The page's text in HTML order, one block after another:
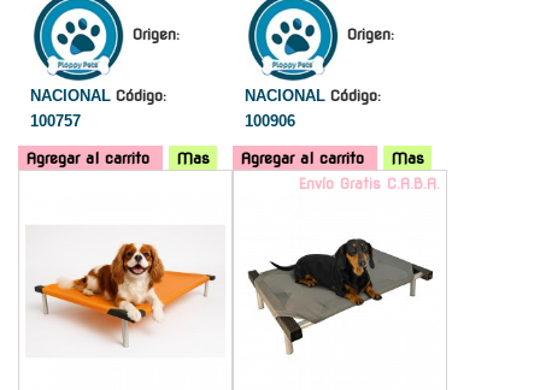
Origen:
NACIONAL Código:
100757
Agregar al carrito Mas
Origen:
NACIONAL Código:
100906
Agregar al carrito
Mas
Envío Gratis C.A.B.A.